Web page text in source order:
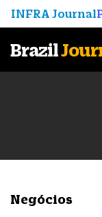
INFRA Journal
Brazil
Negócios